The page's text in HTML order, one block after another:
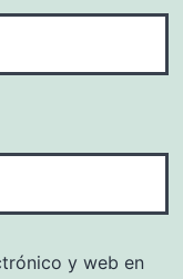
y web en